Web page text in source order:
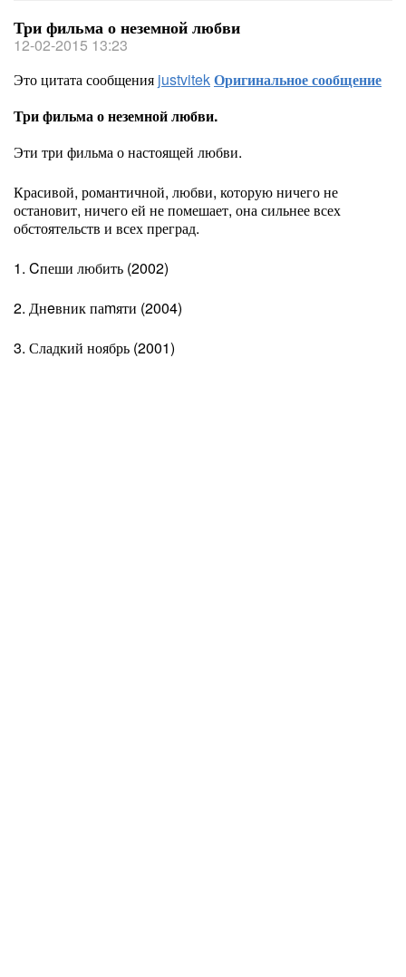
Три фильма о неземной любви
12-02-2015 13:23
Это цитата сообщения justvitekОригинальное сообщение
Три фильма о неземной любви.
Эти три фильма о настоящей любви.
Красивой, романтичной, любви, которую ничего не
остановит, ничего ей не помешает, она сильнее всех
обстоятельств и всех преград.
1. Cпеши любить (2002)
2. Днeвник паmяти (2004)
3. Сладкий ноябрь (2001)